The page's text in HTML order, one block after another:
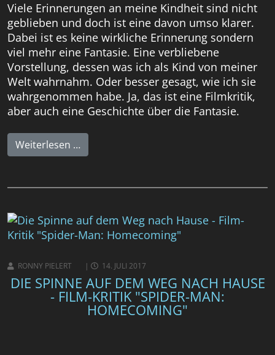
Viele Erinnerungen an meine Kindheit sind nicht
geblieben und doch ist eine davon umso klarer.
Dabei ist es keine wirkliche Erinnerung sondern
viel mehr eine Fantasie. Eine verbliebene
Vorstellung, dessen was ich als Kind von meiner
Welt wahrnahm. Oder besser gesagt, wie ich sie
wahrgenommen habe. Ja, das ist eine Filmkritik,
aber auch eine Geschichte über die Fantasie.
Weiterlesen …
RONNY PIELERT 14. JULI 2017
DIE SPINNE AUF DEM WEG NACH HAUSE
- FILM-KRITIK "SPIDER-MAN:
HOMECOMING"